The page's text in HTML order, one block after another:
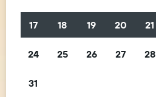
17 18 19 20 21
24 25 26 27 28
31